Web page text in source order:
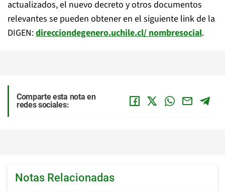
actualizados, el nuevo decreto y otros documentos
relevantes se pueden obtener en el siguiente link de la
DIGEN:direcciondegenero.uchile.cl/nombresocial.
Comparte esta nota en
redes sociales:
Notas Relacionadas